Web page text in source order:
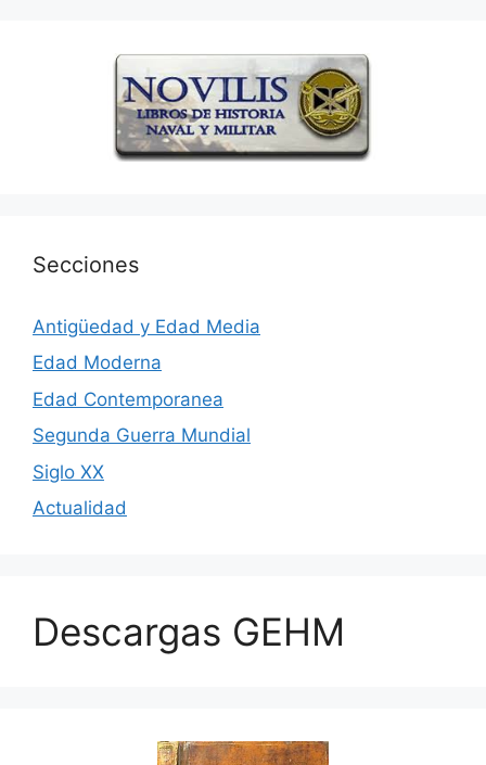
Secciones
Antigüedad y Edad Media
Edad Moderna
Edad Contemporanea
Segunda Guerra Mundial
Siglo XX
Actualidad
Descargas GEHM